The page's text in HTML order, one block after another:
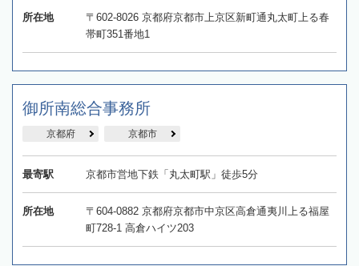
所在地
〒602-8026 京都府京都市上京区新町通丸太町上る春
帯町351番地1
御所南総合事務所
京都府 京都市
最寄駅 京都市営地下鉄「丸太町駅」徒歩5分
所在地
〒604-0882 京都府京都市中京区高倉通夷川上る福屋
町728-1 高倉ハイツ203